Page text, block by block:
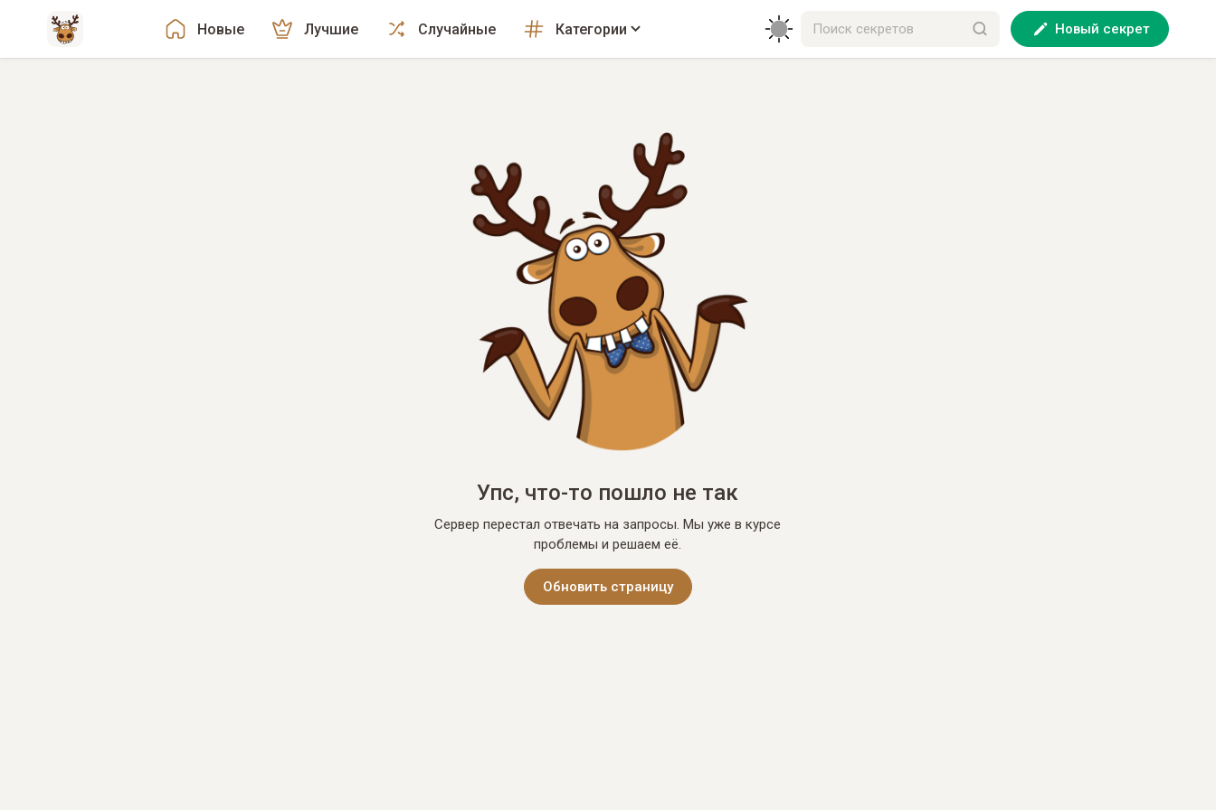
Новые Лучшие Случайные Категории Новый секрет
Упс, что-то пошло не так
Сервер перестал отвечать на запросы. Мы уже в курсе
проблемы и решаем её.
Обновить страницу